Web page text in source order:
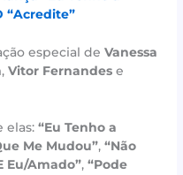
“Acredite”
especial deVanessa
,Vitor Fernandes e
elas:“Eu Tenho a
Me Mudou”,“Não
Eu/Amado”,“Pode